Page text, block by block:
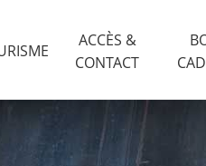
ACCÈS &
CONTACT